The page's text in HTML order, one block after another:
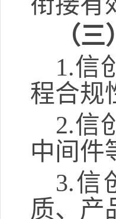
（
1.信
程合规
2.信
中间件
3.信
质、产